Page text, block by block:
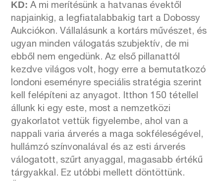
KD: A mi merítésünk a hatvanas évektől
napjainkig, a legfiatalabbakig tart a Dobossy
Aukciókon. Vállalásunk a kortárs művészet, és
ugyan minden válogatás szubjektív, de mi
ebből nem engedünk. Az első pillanattól
kezdve világos volt, hogy erre a bemutatkozó
londoni eseményre speciális stratégia szerint
kell felépíteni az anyagot. Itthon 150 tétellel
állunk ki egy este, most a nemzetközi
gyakorlatot vettük figyelembe, ahol van a
nappali varia árverés a maga sokféleségével,
hullámzó színvonalával és az esti árverés
válogatott, szűrt anyaggal, magasabb értékű
tárgyakkal. Ez utóbbi mellett döntöttünk.